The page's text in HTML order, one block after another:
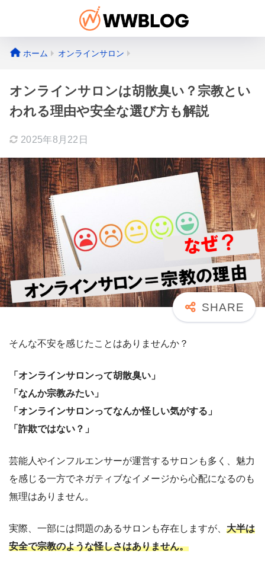
ホーム オンラインサロン
オンラインサロンは胡散臭い？宗教とい
われる理由や安全な選び方も解説
2025年8月22日
そんな不安を感じたことはありませんか？
「オンラインサロンって胡散臭い」
「なんか宗教みたい」
「オンラインサロンってなんか怪しい気がする」
「詐欺ではない？」
芸能人やインフルエンサーが運営するサロンも多く、魅力
を感じる一方でネガティブなイメージから心配になるのも
無理はありません。
実際、一部には問題のあるサロンも存在しますが、 大半は
安全で宗教のような怪しさはありません。